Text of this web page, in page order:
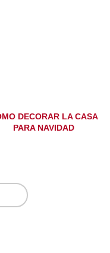
DECORAR LA CASA
PARA NAVIDAD